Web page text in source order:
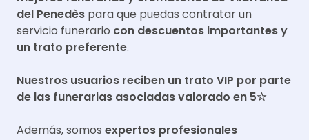
del Penedès para que puedas contratar un
servicio funerario con descuentos importantes y
un trato preferente.
Nuestros usuarios reciben un trato VIP por parte
de las funerarias asociadas valorado en 5☆
Además, somos expertos profesionales